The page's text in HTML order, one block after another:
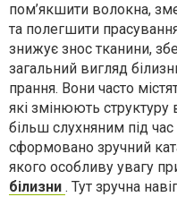
пом’якшити волокна,
та полегшити
знижує знос тканини,
загальний вигляд
прання. Вони часто
які змінюють
більш слухняним під час
сформовано зручний
якого особливу увагу
білизни . Тут зручна